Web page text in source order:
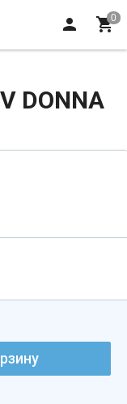
DONNA